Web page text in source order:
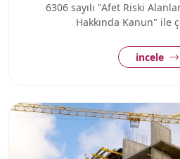
6306 sayılı "Afet Riski
Hakkında Kanun" ile
incele